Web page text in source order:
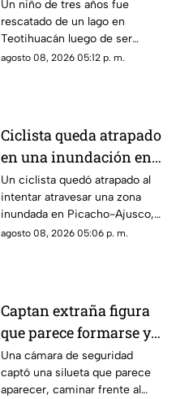
Teotihuacán
Un niño de tres años fue
rescatado de un lago en
Teotihuacán luego de ser
localizado inconsciente. Un
agosto 08, 2026 05:12 p. m.
Ciclista queda atrapado
en una inundación en
Picacho-Ajusco
Un ciclista quedó atrapado al
intentar atravesar una zona
inundada en Picacho-Ajusco,
Tlalpan. Elementos de la SSC
agosto 08, 2026 05:06 p. m.
Captan extraña figura
que parece formarse y
desaparecer frente a
una cámara
Una cámara de seguridad
captó una silueta que parece
aparecer, caminar frente al